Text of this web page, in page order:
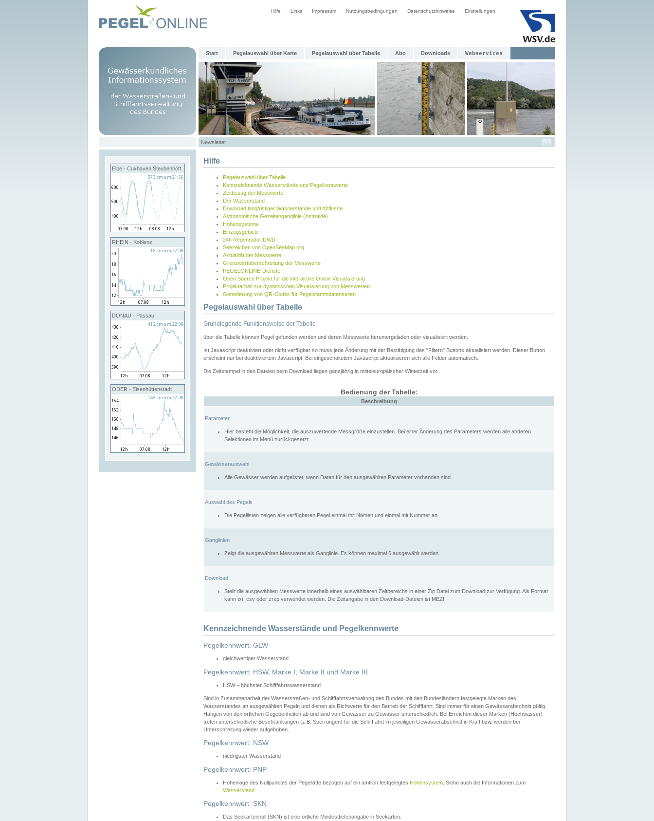
Hilfe Links Impressum Nutzungsbedingungen Datenschutzhinweise Einstellungen
Start Pegelauswahl über Karte Pegelauswahl über Tabelle Abo Downloads Webservices
Newsletter
Elbe - Cuxhaven Steubenhöft
RHEIN - Koblenz
DONAU - Passau
ODER - Eisenhüttenstadt
Hilfe
Pegelauswahl über Tabelle
Kennzeichnende Wasserstände und Pegelkennwerte
Zeitbezug der Messwerte
Der Wasserstand
Download langfristiger Wasserstände und Abflüsse
Astronomische Gezeitenganglinie (Astrotide)
Höhensysteme
Einzugsgebiete
24h Regenradar DWD
Seezeichen von OpenSeaMap.org
Aktualität der Messwerte
Grenzwertüberschreitung der Messwerte
PEGELONLINE-Dienste
Open Source Projekt für die interaktive Online Visualisierung
Projektarbeit zur dynamischen Visualisierung von Messwerten
Generierung von QR-Codes für Pegelstammdatenseiten
Pegelauswahl über Tabelle
Grundlegende Funktionsweise der Tabelle
über die Tabelle können Pegel gefunden werden und deren Messwerte heruntergeladen oder visualisiert werden.
Ist Javascript deaktiviert oder nicht verfügbar so muss jede Änderung mit der Bestätigung des "Filtern" Buttons aktualisiert werden. Dieser Button
erscheint nur bei deaktiviertem Javascript. Bei eingeschaltetem Javascript aktualisieren sich alle Felder automatisch.
Die Zeitstempel in den Dateien beim Download liegen ganzjährig in mitteleuropäischer Winterzeit vor.
Bedienung der Tabelle:
Beschreibung
Parameter
Hier besteht die Möglichkeit, die auszuwertende Messgröße einzustellen. Bei einer Änderung des Parameters werden alle anderen
Selektionen im Menü zurückgesetzt.
Gewässerauswahl
Alle Gewässer werden aufgelistet, wenn Daten für den ausgewählten Parameter vorhanden sind.
Auswahl des Pegels
Die Pegellisten zeigen alle verfügbaren Pegel einmal mit Namen und einmal mit Nummer an.
Ganglinien
Zeigt die ausgewählten Messwerte als Ganglinie. Es können maximal 6 ausgewählt werden.
Download
Stellt die ausgewählten Messwerte innerhalb eines auswählbaren Zeitbereichs in einer Zip Datei zum Download zur Verfügung. Als Format
kann txt, csv oder zrxp verwendet werden. Die Zeitangabe in den Download-Dateien ist MEZ!
Kennzeichnende Wasserstände und Pegelkennwerte
Pegelkennwert: GLW
gleichwertiger Wasserstand
Pegelkennwert: HSW, Marke I, Marke II und Marke III
HSW – höchster Schifffahrtswasserstand
Sind in Zusammenarbeit der Wasserstraßen- und Schifffahrtsverwaltung des Bundes mit den Bundesländern festgelegte Marken des
Wasserstandes an ausgewählten Pegeln und dienen als Richtwerte für den Betrieb der Schifffahrt. Sind immer für einen Gewässerabschnitt gültig.
Hängen von den örtlichen Gegebenheiten ab und sind von Gewässer zu Gewässer unterschiedlich. Bei Erreichen dieser Marken (Hochwasser)
treten unterschiedliche Beschränkungen (z.B. Sperrungen) für die Schifffahrt im jeweiligen Gewässerabschnitt in Kraft bzw. werden bei
Unterschreitung wieder aufgehoben.
Pegelkennwert: NSW
niedrigster Wasserstand
Pegelkennwert: PNP
Höhenlage des Nullpunktes der Pegellatte bezogen auf ein amtlich festgelegtes Höhensystem . Siehe auch die Informationen zum
Wasserstand
Pegelkennwert: SKN
Das Seekartennull (SKN) ist eine örtliche Mindesttiefenangabe in Seekarten.